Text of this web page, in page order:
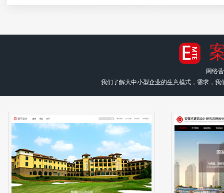
网络
我们了解大中小型企业的生意模式，需求，